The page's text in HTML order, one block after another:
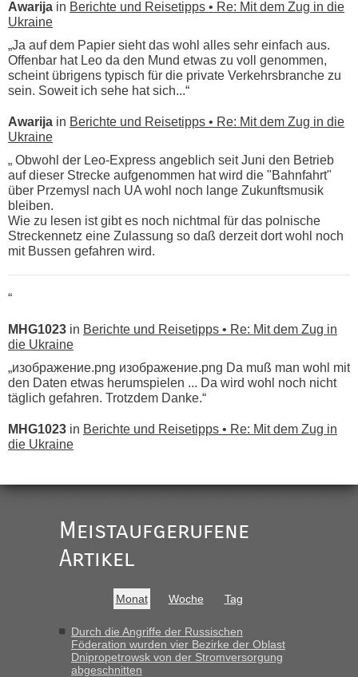
Awarija in Berichte und Reisetipps • Re: Mit dem Zug in die
Ukraine
„Ja auf dem Papier sieht das wohl alles sehr einfach aus.
Offenbar hat Leo da den Mund etwas zu voll genommen,
scheint übrigens typisch für die private Verkehrsbranche zu
sein. Soweit ich sehe hat sich...“
Awarija in Berichte und Reisetipps • Re: Mit dem Zug in die
Ukraine
„ Obwohl der Leo-Express angeblich seit Juni den Betrieb
auf dieser Strecke aufgenommen hat wird die "Bahnfahrt"
über Przemysl nach UA wohl noch lange Zukunftsmusik
bleiben.
Wie zu lesen ist gibt es noch nichtmal für das polnische
Streckennetz eine Zulassung so daß derzeit dort wohl noch
mit Bussen gefahren wird.
“
MHG1023 in Berichte und Reisetipps • Re: Mit dem Zug in
die Ukraine
„изображение.png изображение.png Da muß man wohl mit
den Daten etwas herumspielen ... Da wird wohl noch nicht
täglich gefahren. Trotzdem Danke.“
MHG1023 in Berichte und Reisetipps • Re: Mit dem Zug in
die Ukraine
Ist korrekt, aber ich finde man hätte trotzdem im Text gleich
darauf hinweisen können.
War aber nicht "böse" gemeint ...
buchbar - warum auch immer ...
Hab´s versucht - bekomme aber immer angezeigt "auf dieser
Strecke fahren wir nicht"
Meistaufgerufene
Artikel
Monat Woche Tag
Durch die Angriffe der Russischen
Föderation wurden vier Bezirke der Oblast
Dnipropetrowsk von der Stromversorgung
abgeschnitten